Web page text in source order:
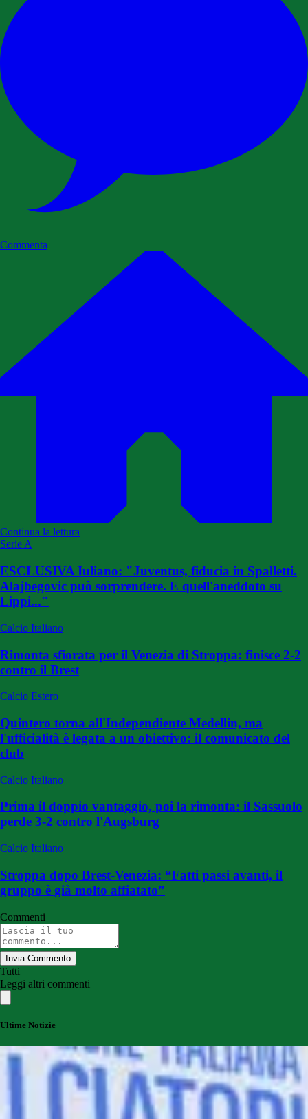
Commenta
Continua la lettura
Serie A
ESCLUSIVA Iuliano: "Juventus, fiducia in Spalletti.
Alajbegovic può sorprendere. E quell'aneddoto su
Lippi..."
Calcio Italiano
Rimonta sfiorata per il Venezia di Stroppa: finisce 2-2
contro il Brest
Calcio Estero
Quintero torna all'Independiente Medellin, ma
l'ufficialità è legata a un obiettivo: il comunicato del
club
Calcio Italiano
Prima il doppio vantaggio, poi la rimonta: il Sassuolo
perde 3-2 contro l'Augsburg
Calcio Italiano
Stroppa dopo Brest-Venezia: “Fatti passi avanti, il
gruppo è già molto affiatato”
Commenti
Invia Commento
Tutti
Leggi altri commenti
Ultime Notizie